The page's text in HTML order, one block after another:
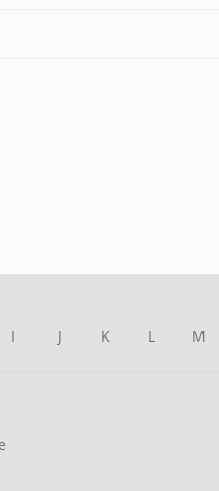
I J K L M